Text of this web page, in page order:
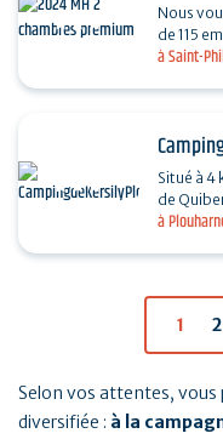
à Saint-
Nous
de 115
à
Situé à 4
de
un accès
1 2
Selon vos attentes, vous
diversifiée : à la